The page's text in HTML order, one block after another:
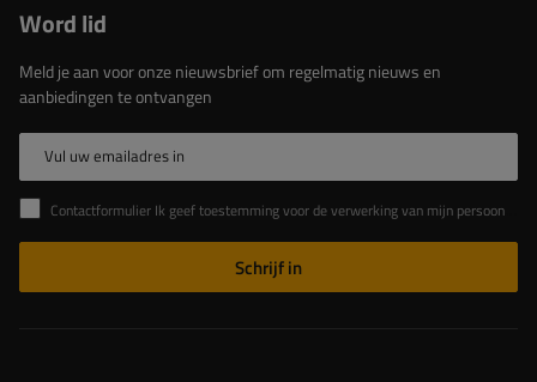
Word lid
Meld je aan voor onze nieuwsbrief om regelmatig nieuws en
aanbiedingen te ontvangen
Vul uw emailadres in
Contactformulier Ik geef toestemming voor de verwerking van mijn persoonlijke gegevens in het contactformulier in overeenstemming met de Verordening van het Europees Parlement en de Raad (EU)
Schrijf in